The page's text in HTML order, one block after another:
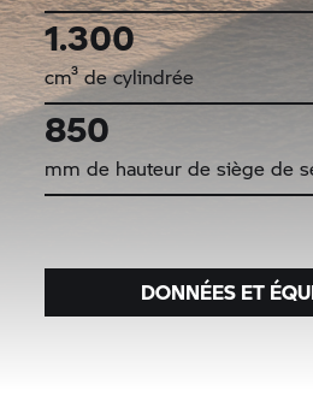
1.300
cm³ de cylindrée
850
mm de hauteur de siège de
DONNÉES ET